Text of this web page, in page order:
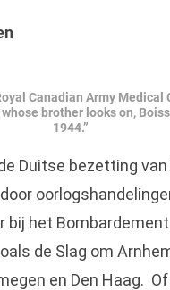
Canadian Army Medical
brother looks on,
1944.”
Duitse bezetting
bij het
de Slag om
en Den Haag.